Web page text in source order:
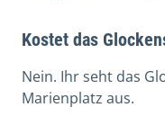
Kostet das
Nein. Ihr seht das
Marienplatz aus.